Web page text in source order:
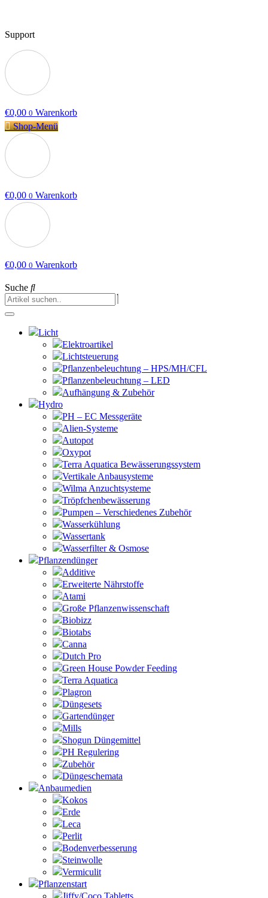
Support
€0,00 0 Warenkorb
Shop-Menü
€0,00 0 Warenkorb
€0,00 0 Warenkorb
Suche
Licht
Elektroartikel
Lichtsteuerung
Pflanzenbeleuchtung – HPS/MH/CFL
Pflanzenbeleuchtung – LED
Aufhängung & Zubehör
Hydro
PH – EC Messgeräte
Alien-Systeme
Autopot
Oxypot
Terra Aquatica Bewässerungssystem
Vertikale Anbausysteme
Wilma Anzuchtsysteme
Tröpfchenbewässerung
Pumpen – Verschiedenes Zubehör
Wasserkühlung
Wassertank
Wasserfilter & Osmose
Pflanzendünger
Additive
Erweiterte Nährstoffe
Atami
Große Pflanzenwissenschaft
Biobizz
Biotabs
Canna
Dutch Pro
Green House Powder Feeding
Terra Aquatica
Plagron
Düngesets
Gartendünger
Mills
Shogun Düngemittel
PH Regulering
Zubehör
Düngeschemata
Anbaumedien
Kokos
Erde
Leca
Perlit
Bodenverbesserung
Steinwolle
Vermiculit
Pflanzenstart
Jiffy/Coco Tabletts